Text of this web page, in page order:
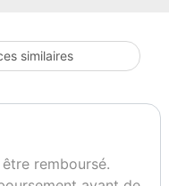
similaires
remboursé.